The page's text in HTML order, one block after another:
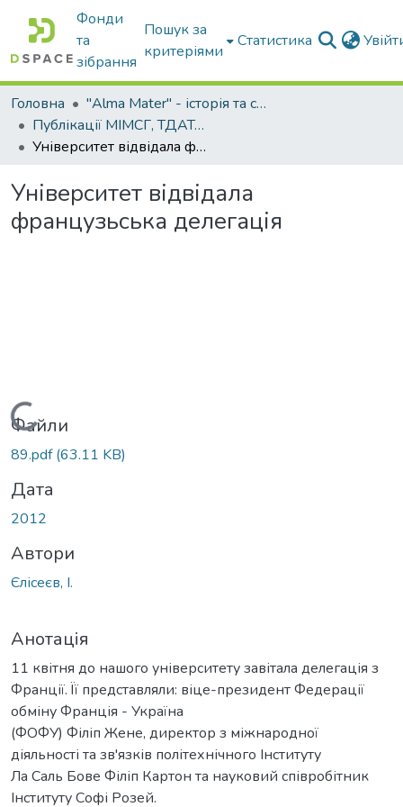
Фонди
та
зібрання
Пошук за
критеріями
Статистика
Головна
"Alma Mater" - історія та сьогодення Університету
Публікації МІМСГ, ТДАТА, ТДАТУ
Університет відвідала французьська делегація
Університет відвідала
французьська делегація
Вантажиться...
Файли
89.pdf(63.11 KB)
Дата
2012
Автори
Єлісеєв, І.
Анотація
11 квітня до нашого університету завітала делегація з
Франції. Її представляли: віце-президент Федерації
обміну Франція - Україна
(ФОФУ) Філіп Жене, директор з міжнародної
діяльності та зв'язків політехнічного Інституту
Ла Саль Бове Філіп Картон та науковий співробітник
Інституту Софі Розей.